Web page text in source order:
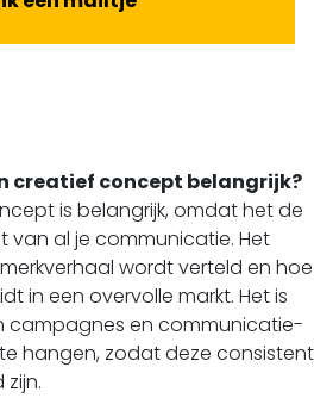
creatief concept belangrijk?
is belangrijk, omdat het de
van al je communicatie. Het
wordt verteld en hoe
in een overvolle markt. Het is
campagnes en communicatie-
hangen, zodat deze consistent